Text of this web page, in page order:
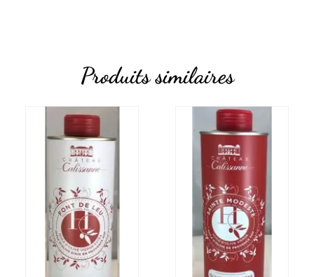
Produits similaires